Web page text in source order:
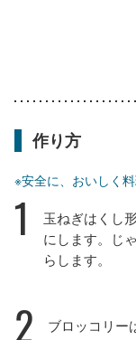
作り方
※安全に、おいしく
1
玉ねぎはくし
にします。じ
らします。
2
ブロッコリー